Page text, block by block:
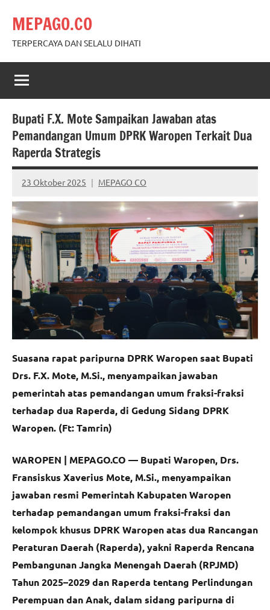
content
MEPAGO.CO
TERPERCAYA DAN SELALU DIHATI
Bupati F.X. Mote Sampaikan Jawaban atas
Pemandangan Umum DPRK Waropen Terkait Dua
Raperda Strategis
23 Oktober 2025 MEPAGO CO
No
comments
Suasana rapat paripurna DPRK Waropen saat Bupati
Drs. F.X. Mote, M.Si., menyampaikan jawaban
pemerintah atas pemandangan umum fraksi-fraksi
terhadap dua Raperda, di Gedung Sidang DPRK
Waropen. (Ft: Tamrin)
WAROPEN | MEPAGO.CO — Bupati Waropen, Drs.
Fransiskus Xaverius Mote, M.Si., menyampaikan
jawaban resmi Pemerintah Kabupaten Waropen
terhadap pemandangan umum fraksi-fraksi dan
kelompok khusus DPRK Waropen atas dua Rancangan
Peraturan Daerah (Raperda), yakni Raperda Rencana
Pembangunan Jangka Menengah Daerah (RPJMD)
Tahun 2025–2029 dan Raperda tentang Perlindungan
Perempuan dan Anak, dalam sidang paripurna di